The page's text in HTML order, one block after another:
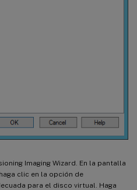
Imaging Wizard. En la pantalla
clic en la opción de
para el disco virtual. Haga